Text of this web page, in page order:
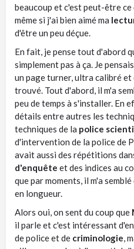
beaucoup et c'est peut-être ce
même si j'ai bien aimé ma
d'être un peu déçue.
En fait, je pense tout d'abord
simplement pas à ça. Je
un page turner, ultra calibré et
trouvé. Tout d'abord, il m'a
peu de temps à s'installer. En
détails entre autres les
techniques de la police
d'intervention de la police de
avait aussi des répétitions
d'enquête et des indices au
que par moments, il m'a
en longueur.
Alors oui, on sent du coup que
il parle et c'est intéressant
de police et de criminologie ,